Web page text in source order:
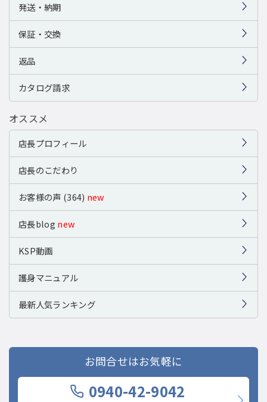
発送・納期
保証・交換
返品
カタログ請求
オススメ
店長プロフィール
店長のこだわり
お客様の声 (364) new
店長blog new
KSP動画
護身マニュアル
最新人気ランキング
お問合せはお気軽に
0940-42-9042